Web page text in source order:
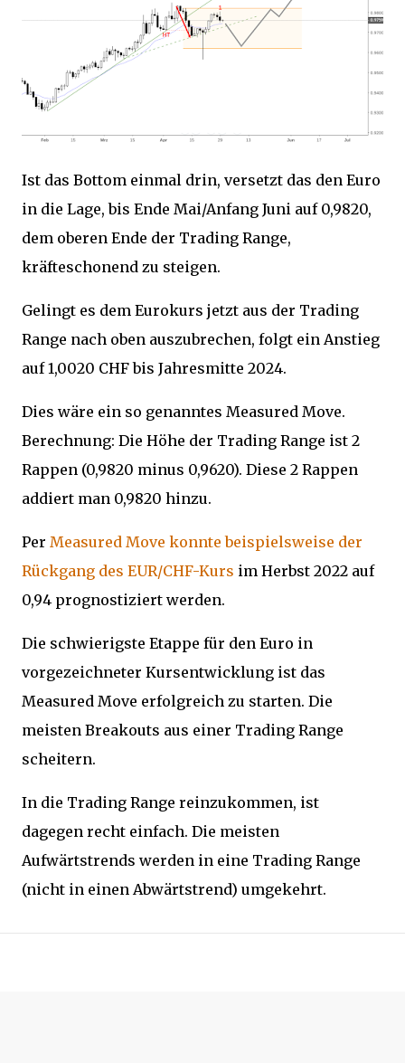
Ist das Bottom einmal drin, versetzt das den Euro
in die Lage, bis Ende Mai/Anfang Juni auf 0,9820,
dem oberen Ende der Trading Range,
kräfteschonend zu steigen.
Gelingt es dem Eurokurs jetzt aus der Trading
Range nach oben auszubrechen, folgt ein Anstieg
auf 1,0020 CHF bis Jahresmitte 2024.
Dies wäre ein so genanntes Measured Move.
Berechnung: Die Höhe der Trading Range ist 2
Rappen (0,9820 minus 0,9620). Diese 2 Rappen
addiert man 0,9820 hinzu.
Per Measured Move konnte beispielsweise der
Rückgang des EUR/CHF-Kurs im Herbst 2022 auf
0,94 prognostiziert werden.
Die schwierigste Etappe für den Euro in
vorgezeichneter Kursentwicklung ist das
Measured Move erfolgreich zu starten. Die
meisten Breakouts aus einer Trading Range
scheitern.
In die Trading Range reinzukommen, ist
dagegen recht einfach. Die meisten
Aufwärtstrends werden in eine Trading Range
(nicht in einen Abwärtstrend) umgekehrt.